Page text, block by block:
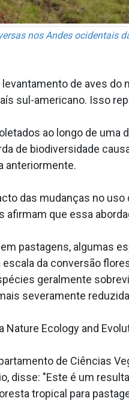
nos Andes ocidentais
de aves
sul-americano. Isso
ao longo de
de biodiversidade
anteriormente.
das mudanças no
afirmam que essa
pastagens, algumas
escala da conversão
geralmente
severamente
Ecology and
de Ciências
disse: "Este é um
tropical para